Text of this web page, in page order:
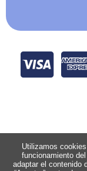
Utilizamos
funcionamiento
adaptar el contenido